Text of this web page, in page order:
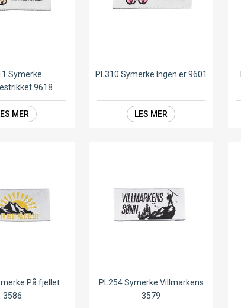
Symerke
9618
MER
PL310 Symerke Ingen er 9601
LES MER
På fjellet
3586
PL254 Symerke Villmarkens
3579